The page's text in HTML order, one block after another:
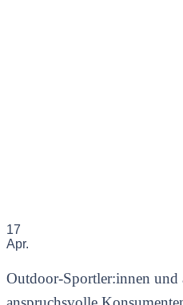
17
Apr.
Outdoor-Sportler:innen